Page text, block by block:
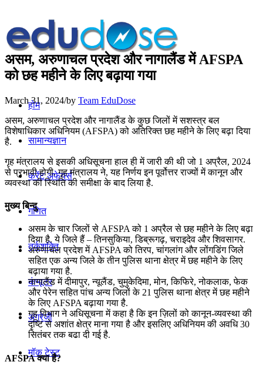
होम
सामान्यज्ञान
करेंट अफेयर्स
गणित
तर्कशक्ति
कंप्यूटर
अंग्रेजी
मॉक टेस्ट
असम, अरुणाचल प्रदेश और नागालैंड में AFSPA
को छह महीने के लिए बढ़ाया गया
March 31, 2024/by Team EduDose
असम, अरुणाचल प्रदेश और नागालैंड के कुछ जिलों में सशस्त्र बल
विशेषाधिकार अधिनियम (AFSPA) को अतिरिक्त छह महीने के लिए बढ़ा दिया
है.
गृह मंत्रालय से इसकी अधिसूचना हाल ही में जारी की थी जो 1 अप्रैल, 2024
से प्रभावी होगी. गृह मंत्रालय ने, यह निर्णय इन पूर्वोत्तर राज्यों में कानून और
व्यवस्था की स्थिति की समीक्षा के बाद लिया है.
मुख्य बिन्दु
असम के चार जिलों से AFSPA को 1 अप्रैल से छह महीने के लिए बढ़ा
दिया है. ये जिले हैं – तिनसुकिया, डिब्रूगढ़, चराइदेव और शिवसागर.
अरुणाचल प्रदेश में AFSPA को तिरप, चांगलांग और लोंगडिंग जिले
सहित एक अन्य जिले के तीन पुलिस थाना क्षेत्र में छह महीने के लिए
बढ़ाया गया है.
नागालैंड में दीमापुर, न्यूलैंड, चुमुकेदिमा, मोन, किफिरे, नोकलाक, फेक
और पेरेन सहित पांच अन्य जिलों के 21 पुलिस थाना क्षेत्र में छह महीने
के लिए AFSPA बढ़ाया गया है.
गृह विभाग ने अधिसूचना में कहा है कि इन ज़िलों को कानून-व्यवस्था की
दृष्टि से अशांत क्षेत्र माना गया है और इसलिए अधिनियम की अवधि 30
सितंबर तक बढा दी गई है.
AFSPA क्‍या है?